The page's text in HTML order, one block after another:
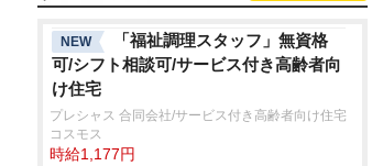
NEW
「福祉調理スタッフ」無資格
可/シフト相談可/サービス付き高齢者向
け住宅
プレシャス 合同会社/サービス付き高齢者向け住宅
コスモス
時給1,177円